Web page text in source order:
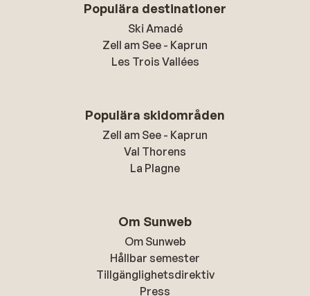
Populära destinationer
Ski Amadé
Zell am See - Kaprun
Les Trois Vallées
Populära skidområden
Zell am See - Kaprun
Val Thorens
La Plagne
Om Sunweb
Om Sunweb
Hållbar semester
Tillgänglighetsdirektiv
Press